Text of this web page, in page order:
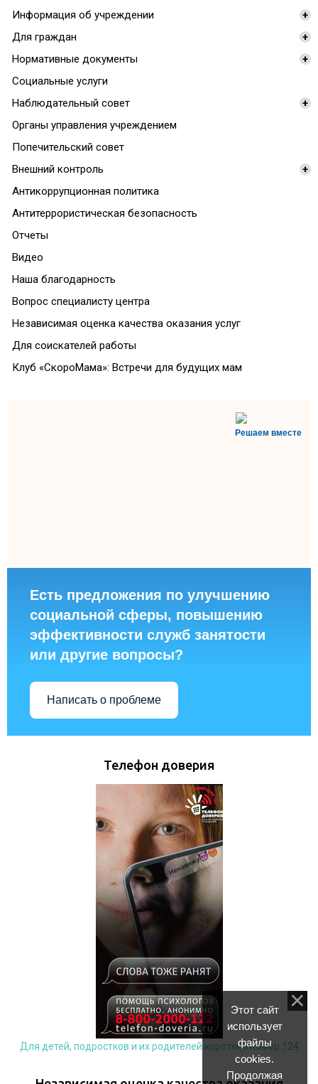
Информация об учреждении
+
Для граждан
+
Нормативные документы
+
Социальные услуги
Наблюдательный совет
+
Органы управления учреждением
Попечительский совет
Внешний контроль
+
Антикоррупционная политика
Антитеррористическая безопасность
Отчеты
Видео
Наша благодарность
Вопрос специалисту центра
Независимая оценка качества оказания услуг
Для соискателей работы
Клуб «СкороМама»: Встречи для будущих мам
Решаем вместе
Есть предложения по улучшению
социальной сферы, повышению
эффективности служб занятости
или другие вопросы?
Написать о проблеме
Телефон доверия
Для детей, подростков и их родителей короткий номер 124
Этот сайт
использует
файлы
cookies.
Продолжая